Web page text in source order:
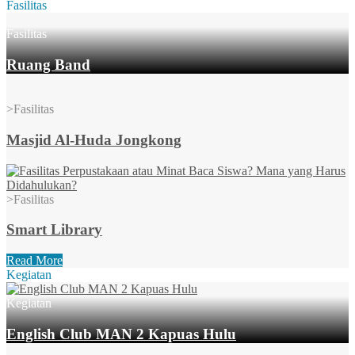
Fasilitas
Fasilitas
Ruang Band
>Fasilitas
Masjid Al-Huda Jongkong
>Fasilitas
Smart Library
Read More
Kegiatan
Kegiatan
English Club MAN 2 Kapuas Hulu